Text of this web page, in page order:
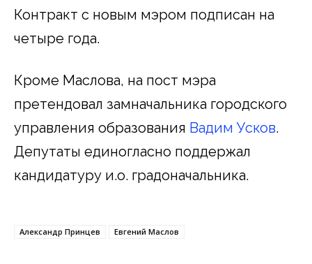
Контракт с новым мэром подписан на
четыре года.
Кроме Маслова, на пост мэра
претендовал замначальника городского
управления образования Вадим Усков.
Депутаты единогласно поддержал
кандидатуру и.о. градоначальника.
Александр Принцев Евгений Маслов